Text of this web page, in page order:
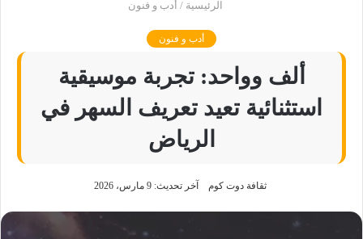
الرئيسية / أدب و فنون
أدب و فنون
ألف وواحد: تجربة موسيقية
استثنائية تعيد تعريف السهر في
الرياض
ثقافة دوت كوم آخر تحديث: 9 مارس، 2026